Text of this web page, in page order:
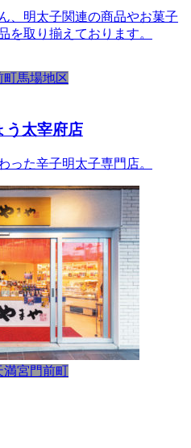
、明太子関連の商品やお菓子
を取り揃えております。
町馬場地区
う太宰府店
った辛子明太子専門店。
満宮門前町